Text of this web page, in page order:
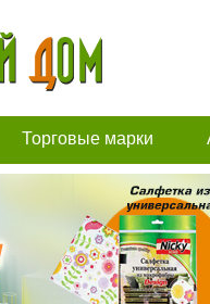
Торговые марки